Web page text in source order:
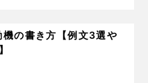
機の書き方【例文3選や